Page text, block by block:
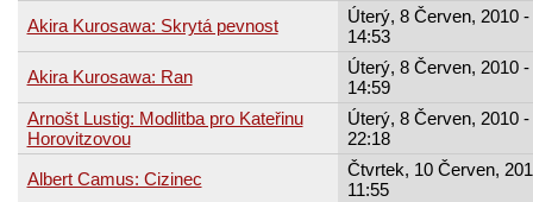
Akira Kurosawa: Skrytá pevnost
Úterý, 8 Červen, 2010 -
14:53
Akira Kurosawa: Ran
Úterý, 8 Červen, 2010 -
14:59
Arnošt Lustig: Modlitba pro Kateřinu
Horovitzovou
Úterý, 8 Červen, 2010 -
22:18
Albert Camus: Cizinec
Čtvrtek, 10 Červen,
11:55